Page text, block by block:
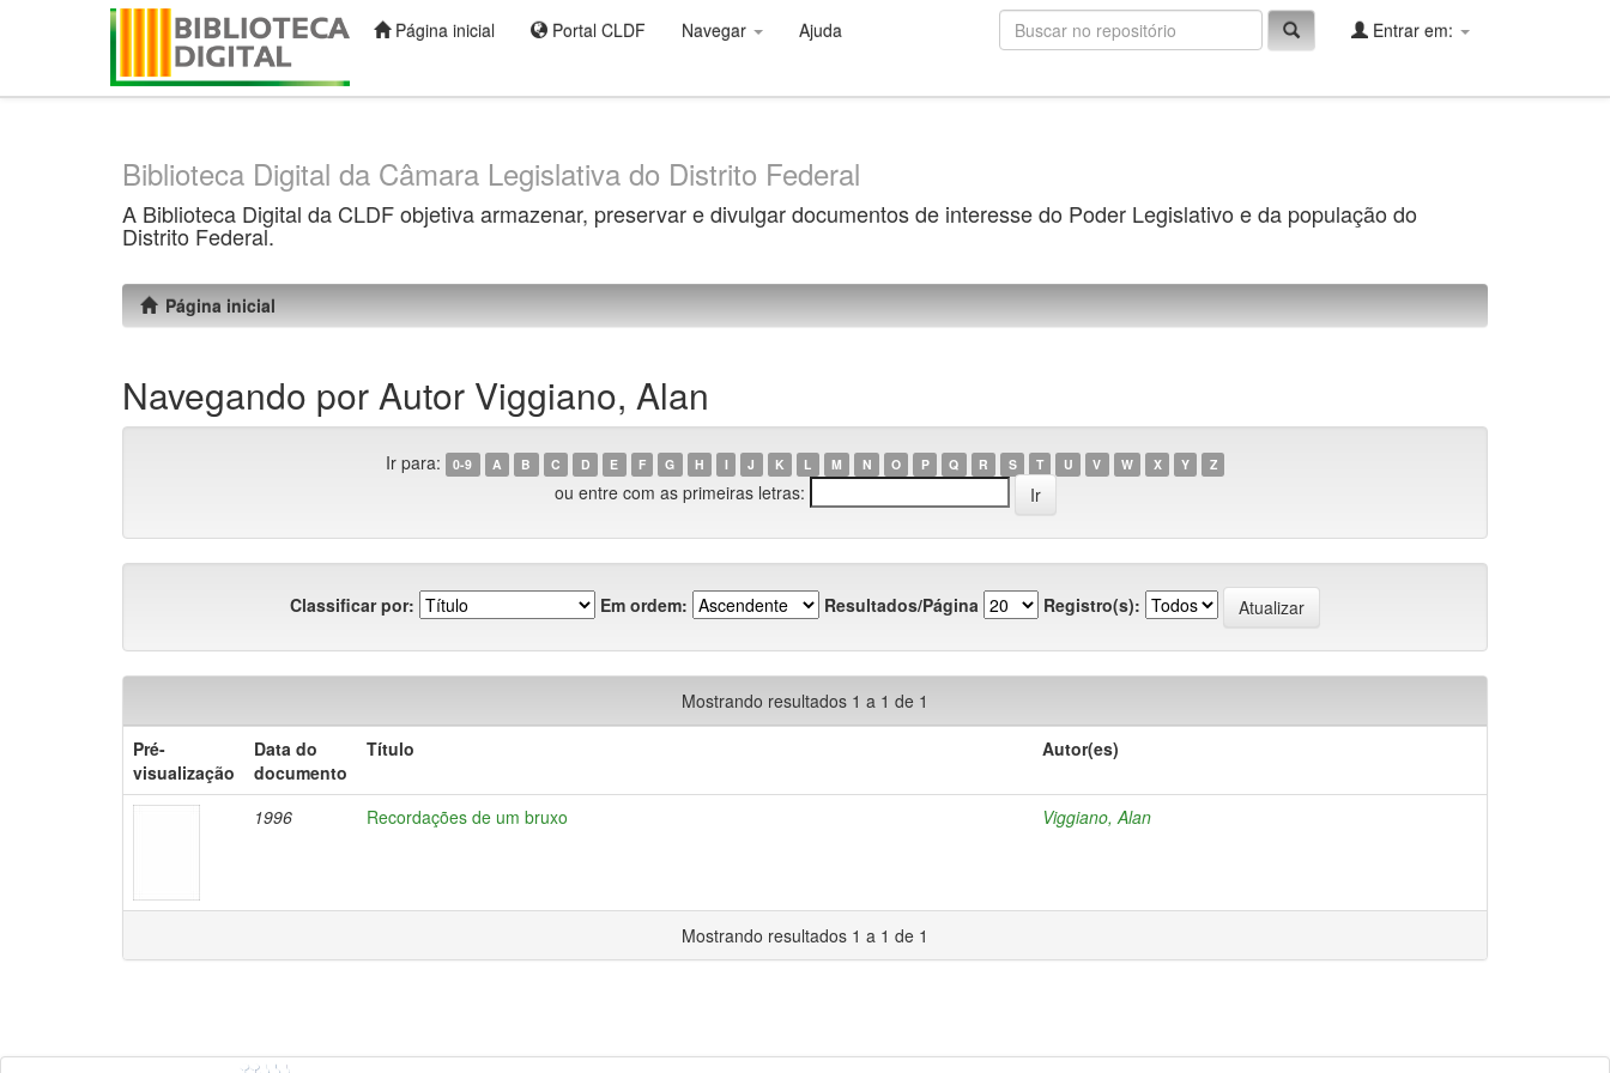
Página inicial Portal CLDF Navegar Ajuda Entrar em:
Biblioteca Digital da Câmara Legislativa do Distrito Federal
A Biblioteca Digital da CLDF objetiva armazenar, preservar e divulgar documentos de interesse do Poder Legislativo e da população do
Distrito Federal.
Página inicial
Navegando por Autor Viggiano, Alan
Ir para: 0-9 A B C D E F G H I J K L M N O P Q R S T U V W X Y Z
ou entre com as primeiras letras:
Classificar por: Em ordem: Resultados/Página Registro(s):
Mostrando resultados 1 a 1 de 1
Pré-
visualização
Data do
documento
Título Autor(es)
1996 Recordações de um bruxo Viggiano, Alan
Mostrando resultados 1 a 1 de 1